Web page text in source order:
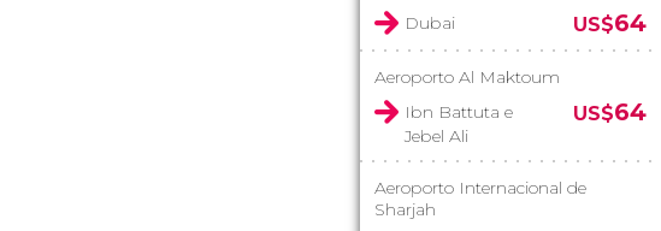
Dubai
US$64
Aeroporto Al Maktoum
Ibn Battuta e
Jebel Ali
US$64
Aeroporto Internacional de
Sharjah